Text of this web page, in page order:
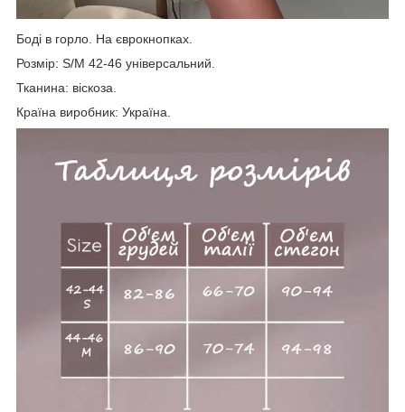
Боді в горло. На єврокнопках.
Розмір: S/M 42-46 універсальний.
Тканина: віскоза.
Країна виробник: Україна.